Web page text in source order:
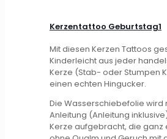
Kerzentattoo Geburtstag1
Mit diesen Kerzen Tattoos
Kinderleicht aus jeder
Kerze (Stab- oder Stumpen
einen echten Hingucker.
Die Wasserschiebefolie wird
Anleitung (Anleitung
Kerze aufgebracht, die ganz